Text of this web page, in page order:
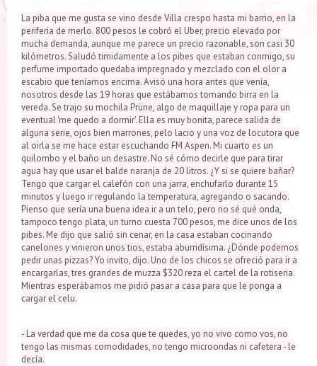
La piba que me gusta se vino desde Villa crespo hasta mi barrio, en la
periferia de merlo. 800 pesos le cobró el Uber, precio elevado por
mucha demanda, aunque me parece un precio razonable, son casi 30
kilómetros. Saludó timidamente a los pibes que estaban conmigo, su
perfume importado quedaba impregnado y mezclado con el olor a
escabio que teníamos encima. Avisó una hora antes que venía,
nosotros desde las 19 horas que estábamos tomando birra en la
vereda. Se trajo su mochila Prüne, algo de maquillaje y ropa para un
eventual 'me quedo a dormir'. Ella es muy bonita, parece salida de
alguna serie, ojos bien marrones, pelo lacio y una voz de locutora que
al oirla se me hace estar escuchando FM Aspen. Mi cuarto es un
quilombo y el baño un desastre. No sé cómo decirle que para tirar
agua hay que usar el balde naranja de 20 litros. ¿Y si se quiere bañar?
Tengo que cargar el calefón con una jarra, enchufarlo durante 15
minutos y luego ir regulando la temperatura, agregando o sacando.
Pienso que sería una buena idea ir a un telo, pero no sé qué onda,
tampoco tengo plata, un turno cuesta 700 pesos, me dice unos de los
pibes. Me dijo que salió sin cenar, en la casa estaban cocinando
canelones y vinieron unos tios, estaba aburridísima. ¿Dónde podemos
pedir unas pizzas? Yo invito, dijo. Uno de los chicos se ofreció para ir a
encargarlas, tres grandes de muzza $320 reza el cartel de la rotiseria.
Mientras esperábamos me pidió pasar a casa para que le ponga a
cargar el celu.
- La verdad que me da cosa que te quedes, yo no vivo como vos, no
tengo las mismas comodidades, no tengo microondas ni cafetera - le
decía.